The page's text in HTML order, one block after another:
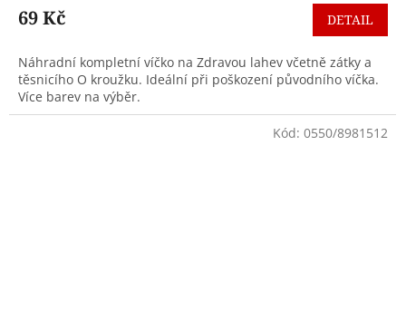
69 Kč DETAIL
Náhradní kompletní víčko na Zdravou lahev včetně zátky a
těsnicího O kroužku. Ideální při poškození původního víčka.
Více barev na výběr.
Kód: 0550/8981512